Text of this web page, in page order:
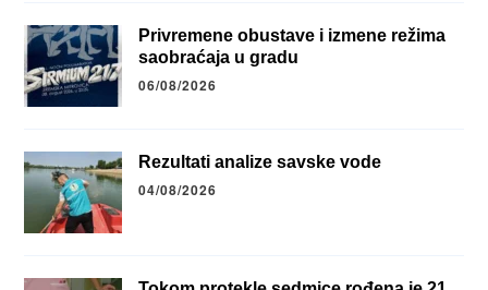
Privremene obustave i izmene režima
saobraćaja u gradu
06/08/2026
Rezultati analize savske vode
04/08/2026